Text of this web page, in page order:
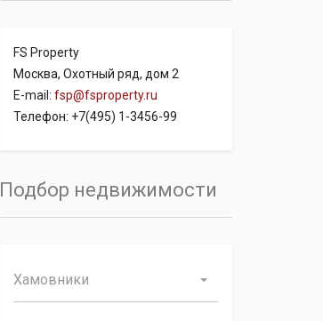
FS Property
Москва, Охотный ряд, дом 2
E-mail: fsp@fsproperty.ru
Телефон: +7(495) 1-3456-99
Подбор недвижимости
Хамовники